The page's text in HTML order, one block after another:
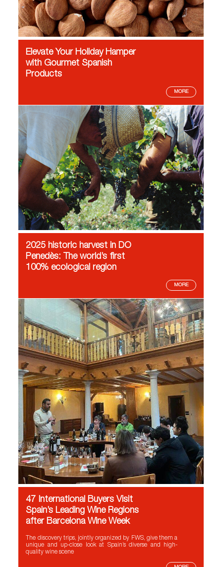
Elevate Your Holiday Hamper
with Gourmet Spanish
Products
MORE
2025 historic harvest in DO
Penedès: The world’s first
100% ecological region
MORE
47 International Buyers Visit
Spain’s Leading Wine Regions
after Barcelona Wine Week
The discovery trips, jointly organized by FWS, give them a
unique and up-close look at Spain’s diverse and high-
quality wine scene